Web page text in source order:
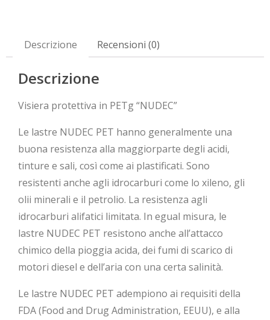
Descrizione Recensioni (0)
Descrizione
Visiera protettiva in PETg “NUDEC”
Le lastre NUDEC PET hanno generalmente una
buona resistenza alla maggiorparte degli acidi,
tinture e sali, così come ai plastificati. Sono
resistenti anche agli idrocarburi come lo xileno, gli
olii minerali e il petrolio. La resistenza agli
idrocarburi alifatici limitata. In egual misura, le
lastre NUDEC PET resistono anche all’attacco
chimico della pioggia acida, dei fumi di scarico di
motori diesel e dell’aria con una certa salinità.
Le lastre NUDEC PET adempiono ai requisiti della
FDA (Food and Drug Administration, EEUU), e alla